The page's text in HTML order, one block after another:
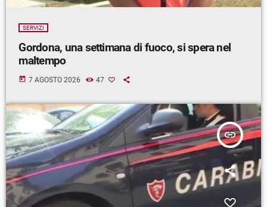
SERVIZI
Gordona, una settimana di fuoco, si spera nel
maltempo
today 7 AGOSTO 2026 47
insert_link